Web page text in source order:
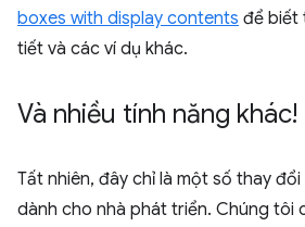
boxes with display contents để biết
tiết và các ví dụ khác.
Và nhiều tính năng khác!
Tất nhiên, đây chỉ là một số thay
dành cho nhà phát triển. Chúng tôi